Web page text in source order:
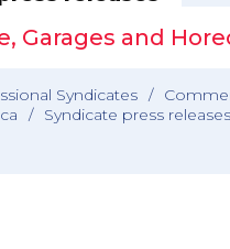
Garages and
Syndicates /
/ Syndicate press releases